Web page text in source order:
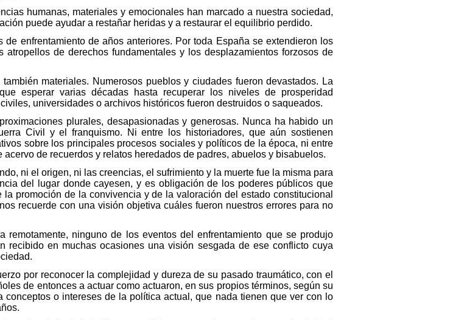
humanas, materiales y emocionales han marcado a nuestra sociedad,
puede ayudar a restañar heridas y a restaurar el equilibrio perdido.
enfrentamiento de años anteriores. Por toda España se extendieron los
de derechos fundamentales y los desplazamientos forzosos de
materiales. Numerosos pueblos y ciudades fueron devastados. La
esperar varias décadas hasta recuperar los niveles de prosperidad
universidades o archivos históricos fueron destruidos o saqueados.
plurales, desapasionadas y generosas. Nunca ha habido un
Civil y el franquismo. Ni entre los historiadores, que aún sostienen
sobre los principales procesos sociales y políticos de la época, ni entre
de recuerdos y relatos heredados de padres, abuelos y bisabuelos.
ni el origen, ni las creencias, el sufrimiento y la muerte fue la misma para
del lugar donde cayesen, y es obligación de los poderes públicos que
promoción de la convivencia y de la valoración del estado constitucional
recuerde con una visión objetiva cuáles fueron nuestros errores para no
remotamente, ninguno de los eventos del enfrentamiento que se produjo
recibido en muchas ocasiones una visión sesgada de ese conflicto cuya
por reconocer la complejidad y dureza de su pasado traumático, con el
de entonces a actuar como actuaron, en sus propios términos, según su
o intereses de la política actual, que nada tienen que ver con lo